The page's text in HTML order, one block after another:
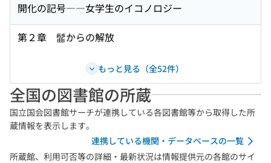
開化の記号――女学生のイコノロジー
第２章 髷からの解放
もっと見る（全52件）
全国の図書館の所蔵
国立国会図書館サーチが連携している各図書館等から取得した所
蔵情報を表示します。
連携している機関・データベースの一覧
所蔵館、利用可否等の詳細・最新状況は情報提供元の各館のサイ